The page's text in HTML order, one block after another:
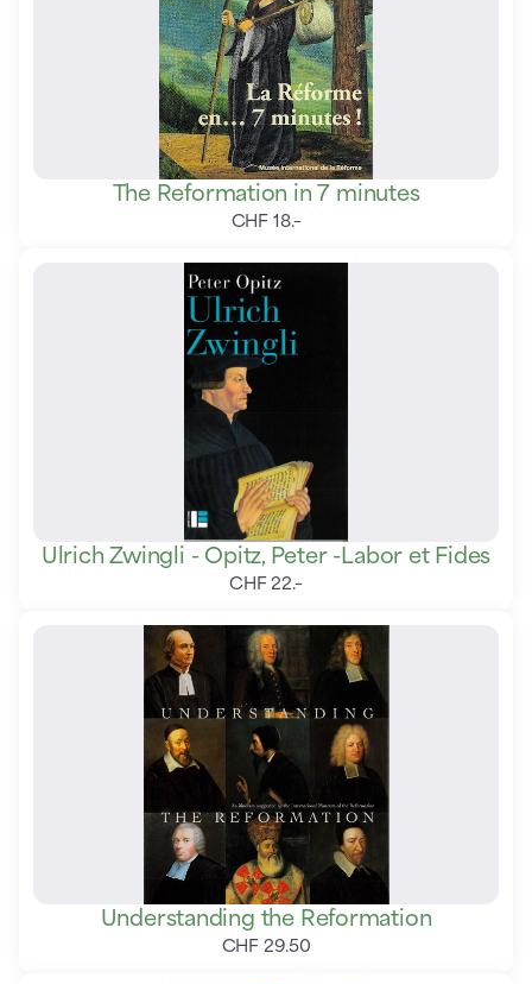
The Reformation in 7 minutes
CHF 18.–
Ulrich Zwingli - Opitz, Peter -Labor et Fides
CHF 22.–
Understanding the Reformation
CHF 29.50